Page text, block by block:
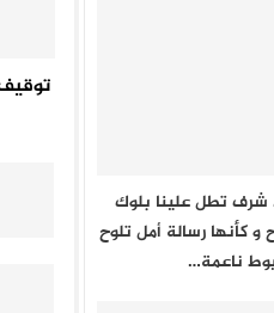
شرف تطل علينا بلوك
و كأنها رسالة أمل تلوح
ناعمة…